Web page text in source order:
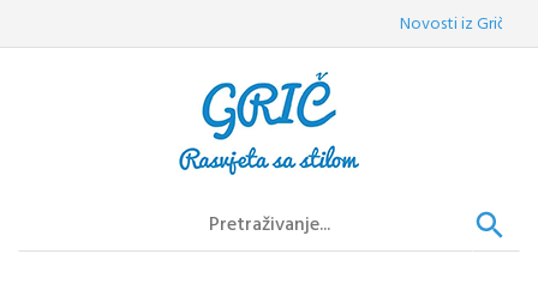
to
Novosti iz Griča: